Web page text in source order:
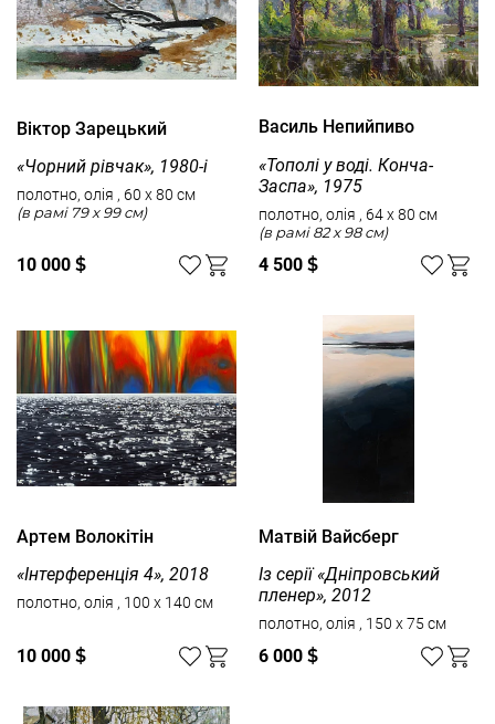
Вiктор Зарецький
«Чорний рівчак», 1980-і
полотно, олія , 60 x 80 см
(в рамі 79 x 99 см)
10 000 $
Василь Непийпиво
«Тополі у воді. Конча-
Заспа», 1975
полотно, олія , 64 x 80 см
(в рамі 82 x 98 см)
4 500 $
Артем Волокітін
«Інтерференція 4», 2018
полотно, олія , 100 x 140 см
10 000 $
Матвій Вайсберг
Із серії «Дніпровський
пленер», 2012
полотно, олія , 150 x 75 см
6 000 $